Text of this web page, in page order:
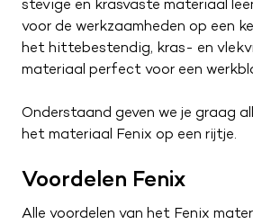
stevige en krasvaste materiaal
voor de werkzaamheden op een
het hittebestendig, kras- en
materiaal perfect voor een
Onderstaand geven we je graag
het materiaal Fenix op een rijtje.
Voordelen Fenix
Alle voordelen van het Fenix